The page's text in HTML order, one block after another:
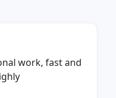
work, fast and